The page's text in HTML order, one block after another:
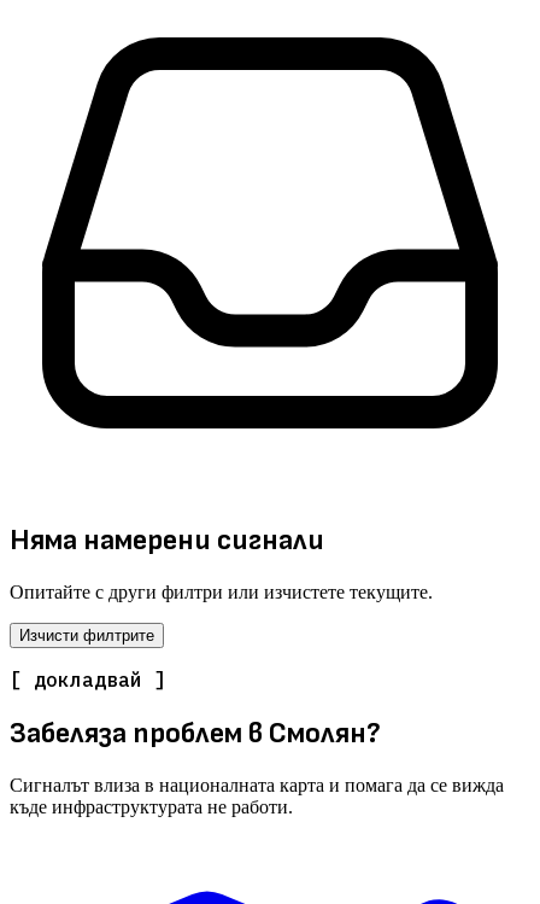
Няма намерени сигнали
Опитайте с други филтри или изчистете текущите.
Изчисти филтрите
[ докладвай ]
Забеляза проблем в Смолян?
Сигналът влиза в националната карта и помага да се вижда
къде инфраструктурата не работи.